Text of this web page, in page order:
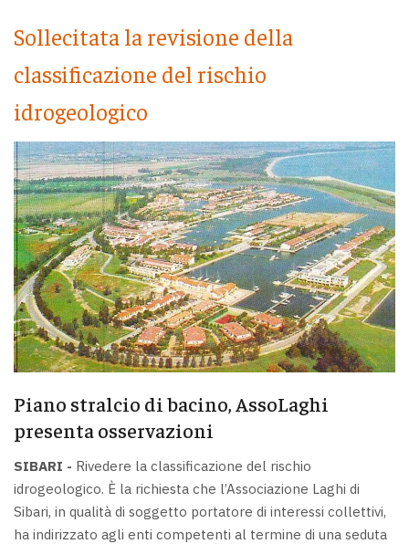
Sollecitata la revisione della
classificazione del rischio
idrogeologico
Piano stralcio di bacino, AssoLaghi
presenta osservazioni
SIBARI - Rivedere la classificazione del rischio
idrogeologico. È la richiesta che l’Associazione Laghi di
Sibari, in qualità di soggetto portatore di interessi collettivi,
ha indirizzato agli enti competenti al termine di una seduta